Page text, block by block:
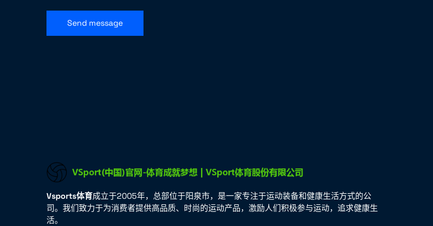
Send message
Vsports体育成立于2005年，总部位于阳泉市，是一家专注于运动装备和健康生活方式的公
司。我们致力于为消费者提供高品质、时尚的运动产品，激励人们积极参与运动，追求健康生
活。